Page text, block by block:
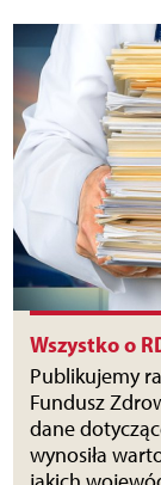
Wszystko o
Publikujemy
Fundusz
dane
wynosiła